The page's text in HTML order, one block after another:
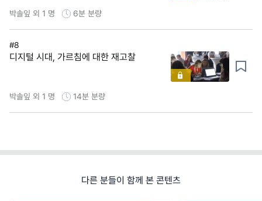
박솔잎 외 1 명 6분 분량
#8
디지털 시대, 가르침에 대한 재고찰
박솔잎 외 1 명 14분 분량
다른 분들이 함께 본 콘텐츠